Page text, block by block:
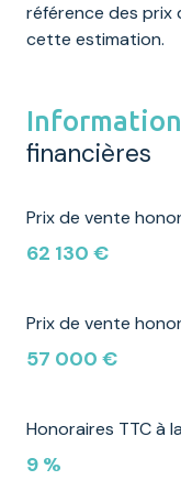
référence des prix
cette estimation.
financières
Prix de vente
62 130 €
Prix de vente
57 000 €
Honoraires TTC à
9 %